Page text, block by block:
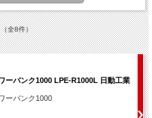
（全8件）
ーバンク1000 LPE-R1000L 日動工業
ーバンク1000